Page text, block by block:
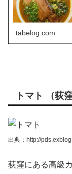
tabelog.com
トマト （荻窪
出典：http://
荻窪にある高級